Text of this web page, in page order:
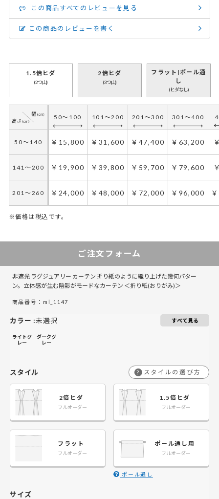
この商品すべてのレビューを見る
この商品のレビューを書く
1.5倍ヒダ
(2つ山)
50～100 101～200 201～300 301～400
50～140 ￥15,800 ￥31,600 ￥47,400 ￥63,200
141～200 ￥19,900 ￥39,800 ￥59,700 ￥79,600
201～260 ￥24,000 ￥48,000 ￥72,000 ￥96,000
※価格は税込です。
2倍ヒダ
(3つ山)
141～200 ￥19,900 ￥39,800 ￥59,700 ￥79,600
フラット|ポール通
し
(ヒダなし)
141～200 ￥19,900 ￥39,800 ￥59,700 ￥79,600
ご注文フォーム
非遮光 ラグジュアリー カーテン 折り紙のように織り上げた幾何パター
ン。立体感が生む陰影がモードなカーテン ＜折り紙(おりがみ)＞
商品番号：ml_1147
カラー :未選択 すべて見る
ライトグ
レー
ダークグ
レー
スタイル ? スタイルの選び方
2倍ヒダ
フルオーダー
1.5倍ヒダ
フルオーダー
フラット
フルオーダー
ポール通し用
フルオーダー
ポール通し
サイズ